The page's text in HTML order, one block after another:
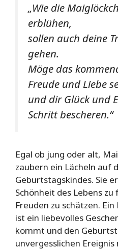
„Wie die
erblühen,
sollen auch deine
gehen.
Möge das
Freude und Liebe
und dir Glück und
Schritt bescheren.“
Egal ob jung oder alt,
zaubern ein Lächeln auf
Geburtstagskindes. Sie
Schönheit des Lebens
Freuden zu schätzen.
ist ein liebevolles
kommt und den
unvergesslichen Ereignis